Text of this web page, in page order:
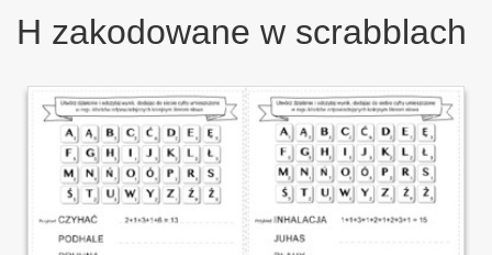
H zakodowane w scrabblach